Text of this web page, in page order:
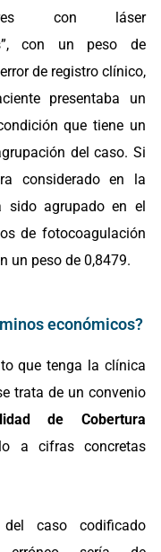
con láser
con un peso de
de registro clínico,
presentaba un
que tiene un
del caso. Si
considerado en la
sido agrupado en el
de fotocoagulación
un peso de 0,8479.
económicos?
que tenga la clínica
trata de un convenio
de Cobertura
a cifras concretas
caso codificado